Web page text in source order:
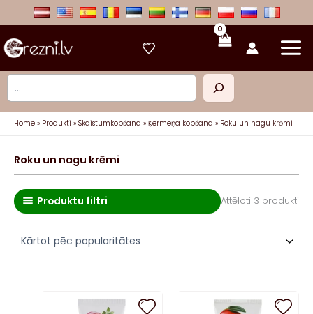
Meklēt
Home Produkti Skaistumkopšana Ķermeņa kopšana Roku un nagu krēmi
Roku un nagu krēmi
Produktu filtri Attēloti 3 produkti